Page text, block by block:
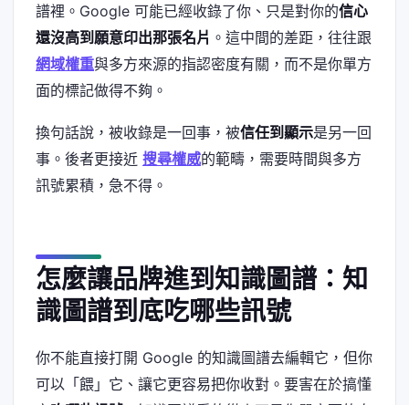
譜裡。Google 可能已經收錄了你、只是對你的信心
還沒高到願意印出那張名片 。這中間的差距，往往跟
網域權重與多方來源的指認密度有關，而不是你單方
面的標記做得不夠。
換句話說，被收錄是一回事，被信任到顯示是另一回
事。後者更接近 搜尋權威的範疇，需要時間與多方
訊號累積，急不得。
怎麼讓品牌進到知識圖譜：知
識圖譜到底吃哪些訊號
你不能直接打開 Google 的知識圖譜去編輯它，但你
可以「餵」它、讓它更容易把你收對。要害在於搞懂